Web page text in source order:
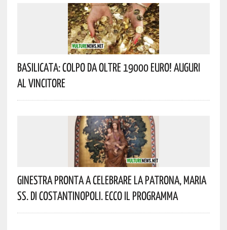
Basilicata: Colpo Da Oltre 19000 Euro! Auguri
Al Vincitore
Ginestra Pronta A Celebrare La Patrona, Maria
SS. Di Costantinopoli. Ecco Il Programma